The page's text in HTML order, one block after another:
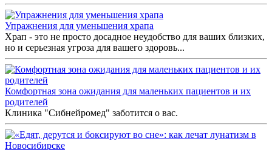
Упражнения для уменьшения храпа
Храп - это не просто досадное неудобство для ваших близких,
но и серьезная угроза для вашего здоровь...
Комфортная зона ожидания для маленьких пациентов и их
родителей
Клиника "Сибнейромед" заботится о вас.